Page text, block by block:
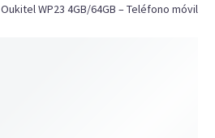
Oukitel WP23 4GB/64GB – Teléfono móvil